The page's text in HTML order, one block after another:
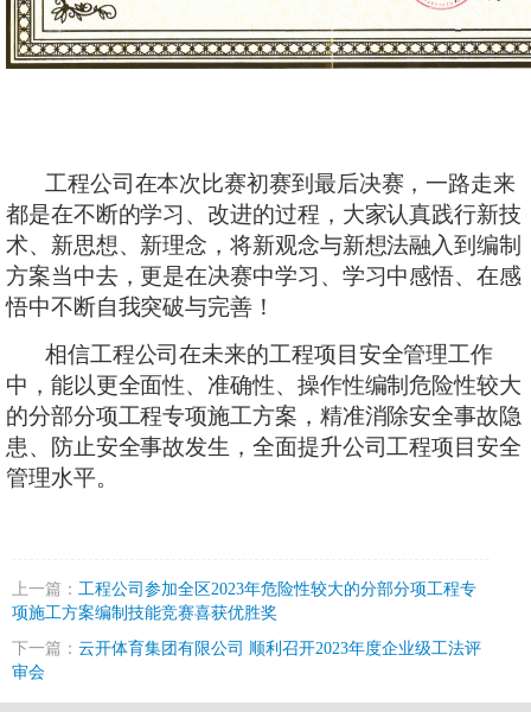
工程公司在本次比赛初赛到最后决赛，一路走来
都是在不断的学习、改进的过程，大家认真践行新技
术、新思想、新理念，将新观念与新想法融入到编制
方案当中去，更是在决赛中学习、学习中感悟、在感
悟中不断自我突破与完善！
相信工程公司在未来的工程项目安全管理工作
中， 能以更全面性、准确性、操作性编制危险性较大
的分部分项工程专项施工方案 ，精准消除安全事故隐
患、防止安全事故发生，全面提升公司工程项目安全
管理水平。
上一篇： 工程公司参加全区2023年危险性较大的分部分项工程专
项施工方案编制技能竞赛喜获优胜奖
下一篇： 云开体育集团有限公司 顺利召开2023年度企业级工法评
审会